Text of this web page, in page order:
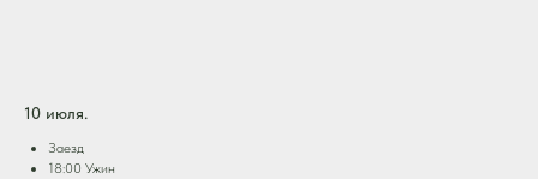
10 июля.
Заезд
18:00 Ужин